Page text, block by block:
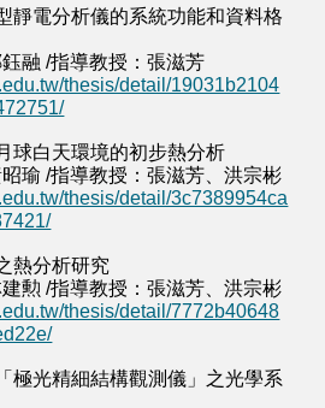
靜電分析儀的系統功能和資料格
融 /指導教授：張滋芳
thesis/detail/19031b2104
球白天環境的初步熱分析
瑜 /指導教授：張滋芳、洪宗彬
thesis/detail/3c7389954ca
熱分析研究
勲 /指導教授：張滋芳、洪宗彬
thesis/detail/7772b40648
極光精細結構觀測儀」之光學系